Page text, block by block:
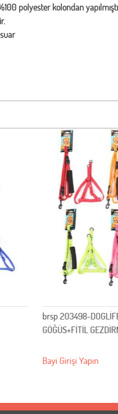
polyester kolondan
brsp 203498-DOGLİFE
GÖĞÜS+FİTİL GEZDİRME
Bayi Girişi Yapın